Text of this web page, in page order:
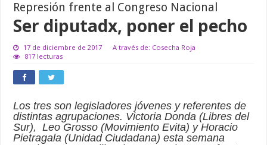
Represión frente al Congreso Nacional
Ser diputadx, poner el pecho
17 de diciembre de 2017
A través de: Cosecha Roja
817 lecturas
Los tres son legisladores jóvenes y referentes de
distintas agrupaciones. Victoria Donda (Libres del
Sur), Leo Grosso (Movimiento Evita) y Horacio
Pietragala (Unidad Ciudadana) esta semana